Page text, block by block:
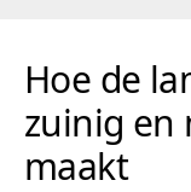
Hoe de
zuinig en
maakt